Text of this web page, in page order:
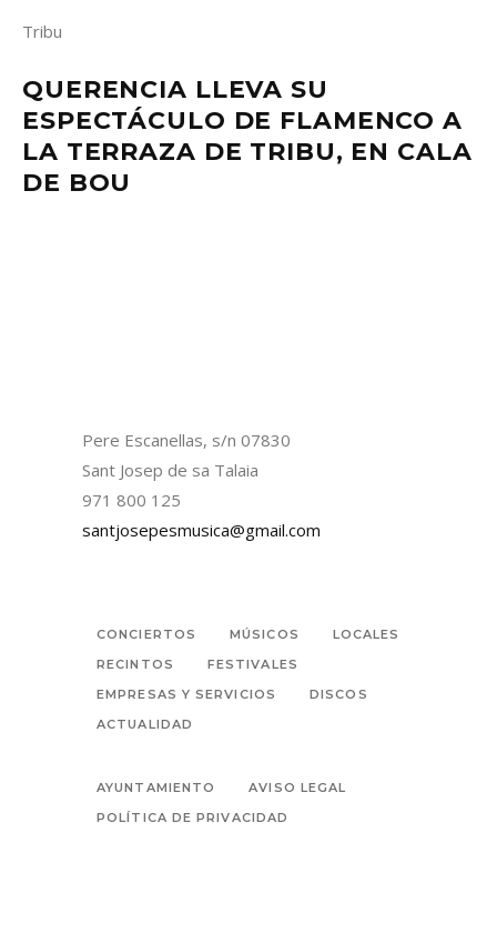
Tribu
QUERENCIA LLEVA SU
ESPECTÁCULO DE FLAMENCO A
LA TERRAZA DE TRIBU, EN CALA
DE BOU
Pere Escanellas, s/n 07830
Sant Josep de sa Talaia
971 800 125
santjosepesmusica@gmail.com
CONCIERTOS MÚSICOS
LOCALES
RECINTOS
FESTIVALES
EMPRESAS Y SERVICIOS
DISCOS
ACTUALIDAD
AYUNTAMIENTO
AVISO LEGAL
POLÍTICA DE PRIVACIDAD